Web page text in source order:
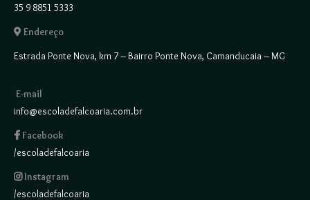
35 9 8851 5333
Endereço
Estrada Ponte Nova, km 7 – Bairro Ponte Nova, Camanducaia – MG
E-mail
info@escoladefalcoaria.com.br
Facebook
/escoladefalcoaria
Instagram
/escoladefalcoaria